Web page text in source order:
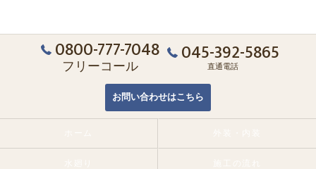
0800-777-7048
フリーコール 045-392-5865
直通電話
お問い合わせはこちら